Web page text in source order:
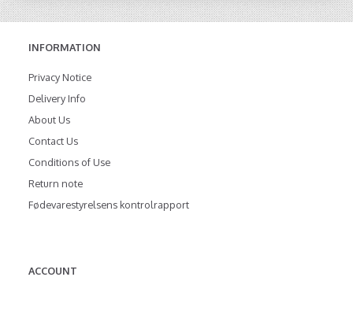
INFORMATION
Privacy Notice
Delivery Info
About Us
Contact Us
Conditions of Use
Return note
Fødevarestyrelsens kontrolrapport
ACCOUNT